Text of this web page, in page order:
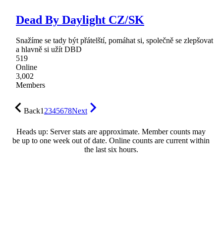
Dead By Daylight CZ/SK
Snažíme se tady být přátelští, pomáhat si, společně se zlepšovat
a hlavně si užít DBD
519
Online
3,002
Members
Back12345678Next
Heads up: Server stats are approximate. Member counts may
be up to one week out of date. Online counts are current within
the last six hours.